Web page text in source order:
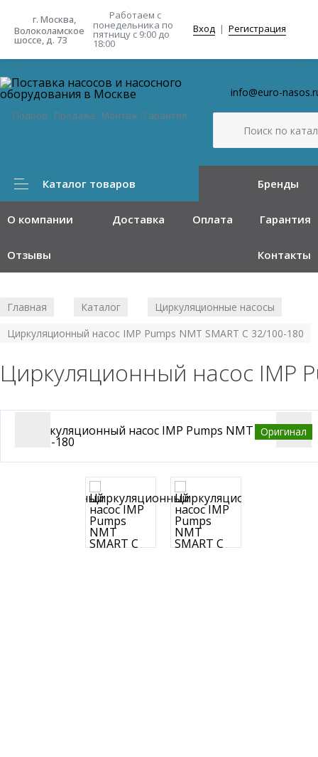
г. Москва,
Волоколамское
шоссе, д. 73
Работаем с
понедельника по
пятницу с 9:00 до
18:00
Вход | Регистрация
Подбор · Продажа · Монтаж · Гарантия
info@euro-
Каталог товаров Бренды
О компании Доставка Оплата Гарантия
Отзывы Контакты
Главная Каталог Циркуляционные насосы
Циркуляционный насос IMP Pumps NMT SMART C 32/100-180
Циркуляционный насос IMP
Оригинал